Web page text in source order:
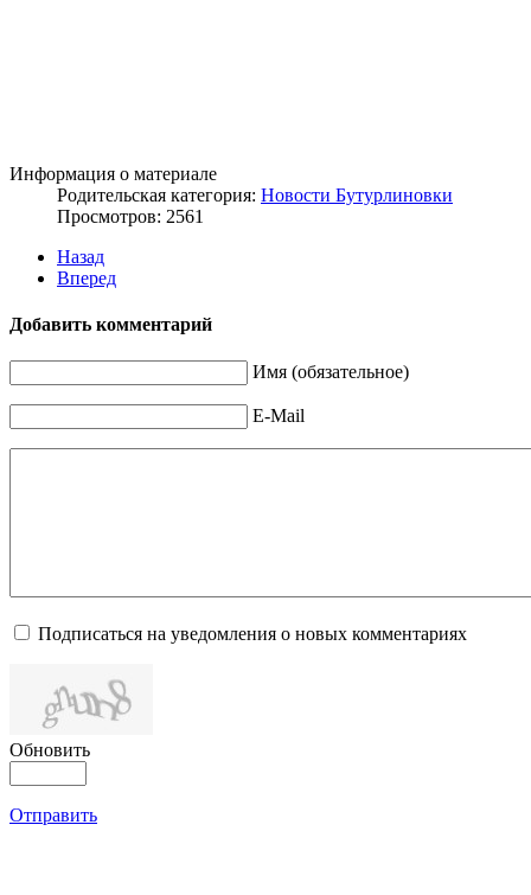
Информация о материале
Родительская категория: Новости Бутурлиновки
Просмотров: 2561
Назад
Вперед
Добавить комментарий
Имя (обязательное)
E-Mail
Подписаться на уведомления о новых комментариях
Обновить
Отправить